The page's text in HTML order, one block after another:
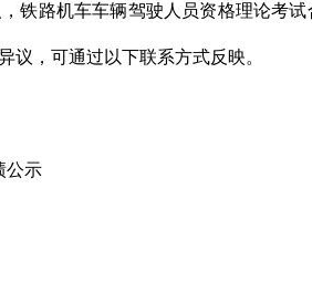
铁路机车车辆驾驶人员资格理论考
，可通过以下联系方式反映。
公示